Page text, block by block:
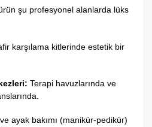
şu profesyonel alanlarda lüks
karşılama kitlerinde estetik bir
Terapi havuzlarında ve
ayak bakımı (manikür-pedikür)